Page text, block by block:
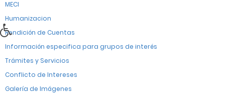
MECI
Humanizacion
Rendición de Cuentas
Información especifica para grupos de interés
Trámites y Servicios
Conflicto de Intereses
Galería de Imágenes